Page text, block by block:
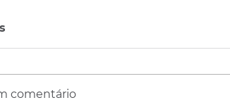
comentário